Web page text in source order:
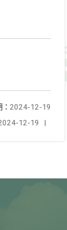
2024-12-19
12-19 |